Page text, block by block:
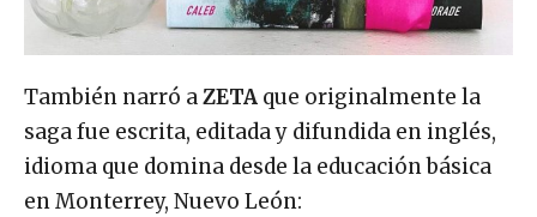
También narró aZETA que originalmente la
saga fue escrita, editada y difundida en inglés,
idioma que domina desde la educación básica
en Monterrey, Nuevo León: